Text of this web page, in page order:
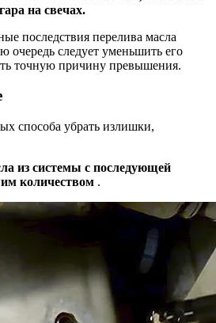
на свечах.
последствия перелива масла
очередь следует уменьшить его
точную причину превышения.
способа убрать излишки,
из системы с последующей
количеством .